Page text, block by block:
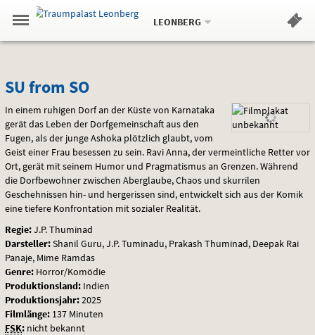
Springe
zum
,zum
.
Navigation
Gehe
zur
Standortauswahl
Standort:
LEONBERG.
Hinweis
SU
from
SO
SU from SO
In einem ruhigen Dorf an der Küste von Karnataka
gerät das Leben der Dorfgemeinschaft aus den
Fugen, als der junge Ashoka plötzlich glaubt, vom
Geist einer Frau besessen zu sein. Ravi Anna, der vermeintliche Retter vor
Ort, gerät mit seinem Humor und Pragmatismus an Grenzen. Während
die Dorfbewohner zwischen Aberglaube, Chaos und skurrilen
Geschehnissen hin- und hergerissen sind, entwickelt sich aus der Komik
eine tiefere Konfrontation mit sozialer Realität.
Regie:J.P. Thuminad
Darsteller:Shanil Guru, J.P. Tuminadu, Prakash Thuminad, Deepak Rai
Panaje, Mime Ramdas
Genre: Horror/Komödie
Produktionsland: Indien
Produktionsjahr:2025
Filmlänge: 137 Minuten
FSK: nicht bekannt